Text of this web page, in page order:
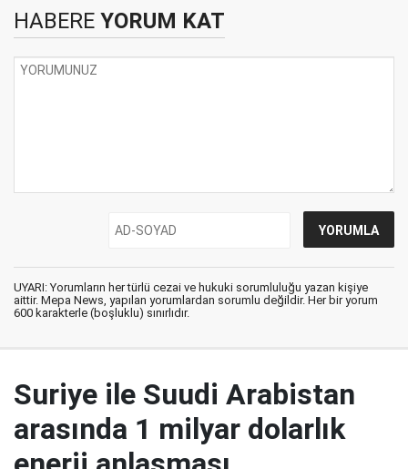
HABERE YORUM KAT
UYARI: Yorumların her türlü cezai ve hukuki sorumluluğu yazan kişiye
aittir. Mepa News, yapılan yorumlardan sorumlu değildir. Her bir yorum
600 karakterle (boşluklu) sınırlıdır.
Suriye ile Suudi Arabistan
arasında 1 milyar dolarlık